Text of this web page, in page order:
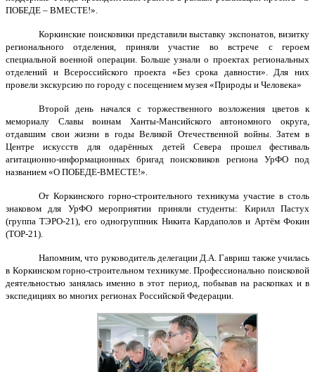
ПОБЕДЕ – ВМЕСТЕ!».
Коркинские поисковики представили выставку экспонатов, визитку
регионального отделения, приняли участие во встрече с героем
специальной военной операции. Больше узнали о проектах региональных
отделений и Всероссийского проекта «Без срока давности». Для них
провели экскурсию по городу с посещением музея «Природы и Человека»
Второй день начался с торжественного возложения цветов к
мемориалу Славы воинам Ханты-Мансийского автономного округа,
отдавшим свои жизни в годы Великой Отечественной войны. Затем в
Центре искусств для одарённых детей Севера прошел фестиваль
агитационно-информационных бригад поисковиков региона УрФО под
названием «О ПОБЕДЕ-ВМЕСТЕ!».
От Коркинского горно-строительного техникума участие в столь
знаковом для УрФО мероприятии приняли студенты: Кирилл Пастух
(группа ТЭРО-21), его одногруппник Никита Кардаполов и Артём Фокин
(ТОР-21).
Напомним, что руководитель делегации Д.А. Гавриш также училась
в Коркинском горно-строительном техникуме. Профессионально поисковой
деятельностью занялась именно в этот период, побывав на раскопках и в
экспедициях во многих регионах Российской Федерации.